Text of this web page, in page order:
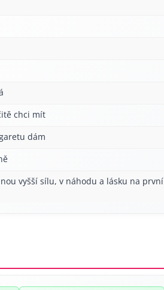
chci mít
dám
vyšší sílu, v náhodu a lásku na první